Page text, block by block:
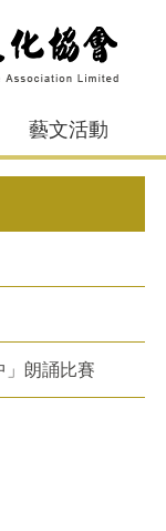
藝文活動
」朗誦比賽